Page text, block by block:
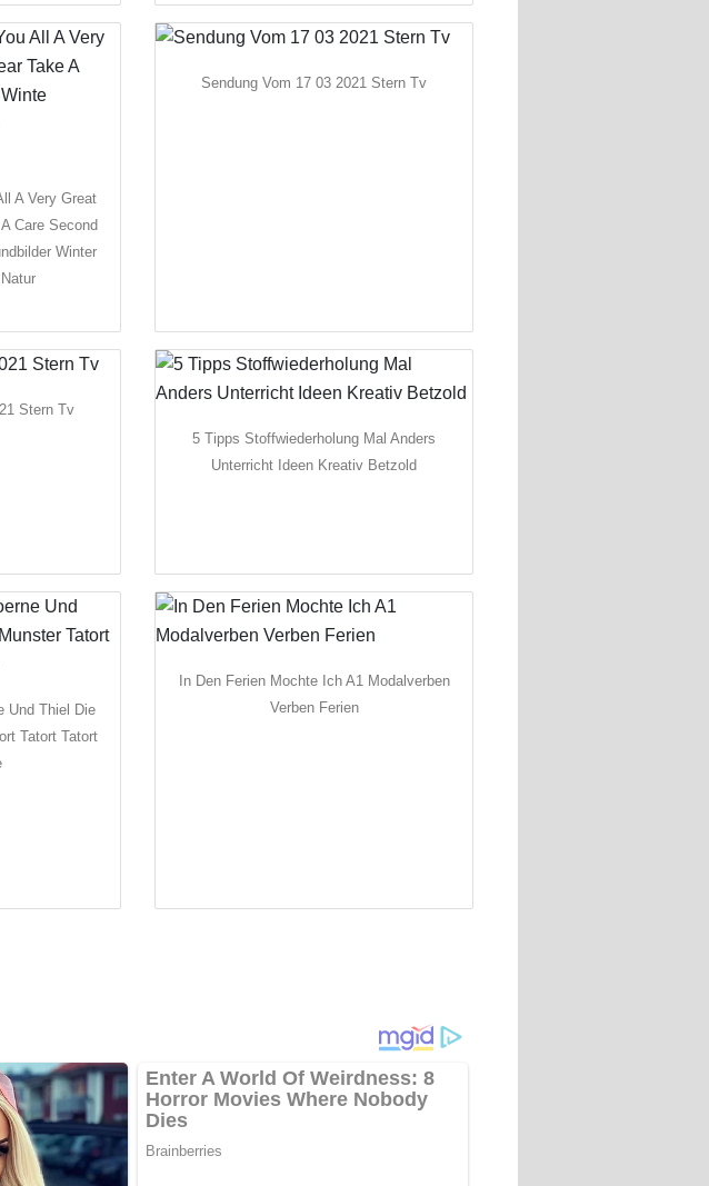
A Very Great
Care Second
Winter
Sendung Vom 17 03 2021 Stern Tv
Stern Tv
5 Tipps Stoffwiederholung Mal Anders
Unterricht Ideen Kreativ Betzold
Und Thiel Die
Tatort Tatort
In Den Ferien Mochte Ich A1 Modalverben
Verben Ferien